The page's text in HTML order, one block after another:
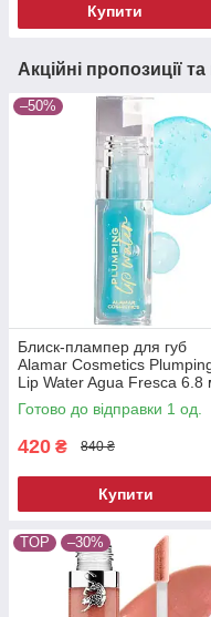
Купити
Акційні пропозиції
–50%
Блиск-плампер для губ
Alamar Cosmetics
Lip Water Agua Fresca 6.8
Готово до відправки 1 од.
420 ₴ 840 ₴
Купити
TOP –30%